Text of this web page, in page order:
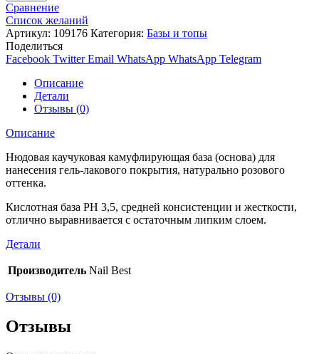
Сравнение
Список желаний
Артикул: 109176 Категория: Базы и топы
Поделиться
Facebook Twitter Email WhatsApp WhatsApp Telegram
Описание
Детали
Отзывы (0)
Описание
Нюдовая каучуковая камуфлирующая база (основа) для
нанесения гель-лакового покрытия, натурально розового
оттенка.
Кислотная база PH 3,5, средней консистенции и жесткости,
отлично выравнивается с остаточным липким слоем.
Детали
Производитель Nail Best
Отзывы (0)
Отзывы